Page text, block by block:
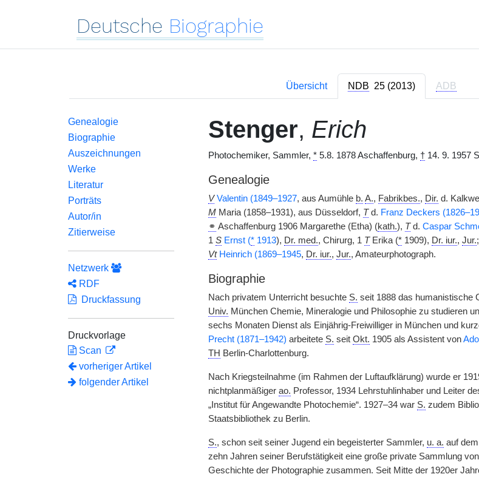
Deutsche Biographie
Übersicht NDB 25 (2013) ADB
Genealogie
Biographie
Auszeichnungen
Werke
Literatur
Porträts
Autor/in
Zitierweise
Netzwerk
RDF
Druckfassung
Druckvorlage
Scan
vorheriger Artikel
folgender Artikel
Stenger, Erich
Photochemiker, Sammler, *5.8. 1878 Aschaffenburg, †14. 9. 1957
Genealogie
V Valentin (1849–1927, aus Aumühle b. A., Fabrikbes., Dir. d.
MMaria (1858–1931), aus Düsseldorf, Td. Franz Deckers
⚭ Aschaffenburg 1906 Margarethe (Etha) (kath.), Td. Caspar
1 S Ernst (*1913), Dr. med., Chirurg, 1 TErika (*1909), Dr. iur., Jur.;
Vt Heinrich (1869–1945, Dr. iur., Jur., Amateurphotograph.
Biographie
Nach privatem Unterricht besuchte S. seit 1888 das humanistische
Univ. München Chemie, Mineralogie und Philosophie zu studieren
sechs Monaten Dienst als Einjährig-Freiwilliger in München und
Precht (1871–1942) arbeitete S. seit Okt. 1905 als Assistent von
TH Berlin-Charlottenburg.
Nach Kriegsteilnahme (im Rahmen der Luftaufklärung) wurde er
nichtplanmäßiger ao. Professor, 1934 Lehrstuhlinhaber und Leiter
„Institut für Angewandte Photochemie“. 1927–34 war S. zudem
Staatsbibliothek zu Berlin.
S., schon seit seiner Jugend ein begeisterter Sammler, u. a. auf
zehn Jahren seiner Berufstätigkeit eine große private Sammlung
Geschichte der Photographie zusammen. Seit Mitte der 1920er